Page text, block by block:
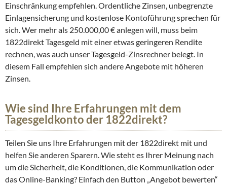
Einschränkung empfehlen. Ordentliche Zinsen, unbegrenzte
Einlagensicherung und kostenlose Kontoführung sprechen für
sich. Wer mehr als 250.000,00 € anlegen will, muss beim
1822direkt Tagesgeld mit einer etwas geringeren Rendite
rechnen, was auch unser Tagesgeld-Zinsrechner belegt. In
diesem Fall empfehlen sich andere Angebote mit höheren
Zinsen.
Wie sind Ihre Erfahrungen mit dem
Tagesgeldkonto der 1822direkt?
Teilen Sie uns Ihre Erfahrungen mit der 1822direkt mit und
helfen Sie anderen Sparern. Wie steht es Ihrer Meinung nach
um die Sicherheit, die Konditionen, die Kommunikation oder
das Online-Banking? Einfach den Button „Angebot bewerten“